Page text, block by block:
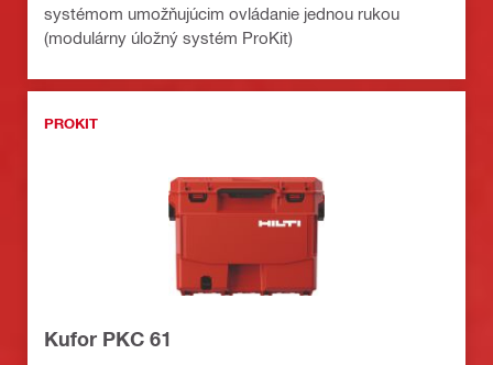
systémom umožňujúcim ovládanie jednou rukou
(modulárny úložný systém ProKit)
PROKIT
Kufor PKC 61